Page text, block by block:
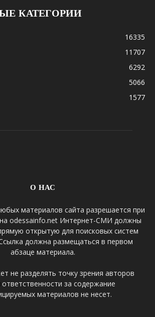
КАТЕГОРИИ
16335
11707
6292
5066
1577
О НАС
материалов сайта разрешается при
на odessainfo.net Интернет-СМИ должны
открытую для поисковых систем
должна размещаться в первом
абзаце материала.
не разделять точку зрения авторов
ответственности за содержание
материалов не несет.